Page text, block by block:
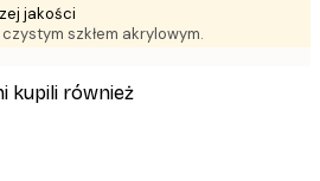
jakości
szkłem akrylowym.
kupili również